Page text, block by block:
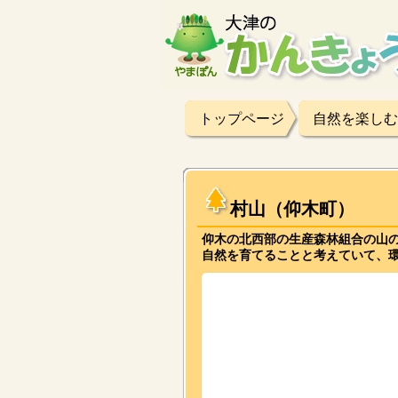
トップページ 自然を楽し
村山（仰木町）
仰木の北西部の生産森林組合の山
自然を育てることと考えていて、